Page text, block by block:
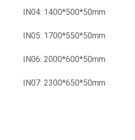
IN04: 1400*500*50mm
IN05: 1700*550*50mm
IN06: 2000*600*50mm
IN07: 2300*650*50mm